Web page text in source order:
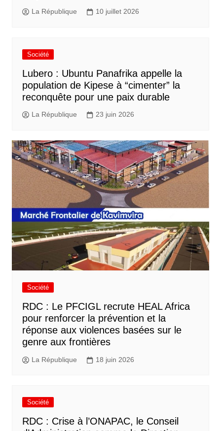
La République 10 juillet 2026
Société
Lubero : Ubuntu Panafrika appelle la
population de Kipese à “cimenter” la
reconquête pour une paix durable
La République 23 juin 2026
Société
RDC : Le PFCIGL recrute HEAL Africa
pour renforcer la prévention et la
réponse aux violences basées sur le
genre aux frontières
La République 18 juin 2026
Société
RDC : Crise à l’ONAPAC, le Conseil